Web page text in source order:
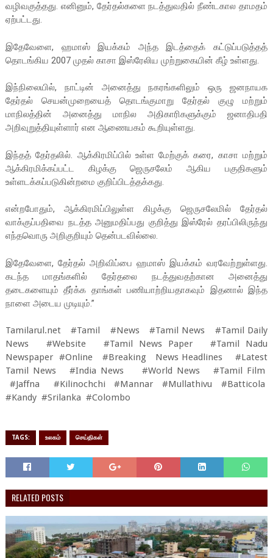
வழிவகுத்தது. எனினும், தேர்தல்களை நடத்துவதில் நீண்டகால தாமதம்
ஏற்பட்டது.
இதேவேளை, ஹமாஸ் இயக்கம் அந்த இடத்தைக் கட்டுப்படுத்தத்
தொடங்கிய 2007 முதல் காசா இஸ்ரேலிய முற்றுகையின் கீழ் உள்ளது.
இந்நிலையில், நாட்டின் அனைத்து நகரங்களிலும் ஒரு ஜனநாயக
தேர்தல் செயன்முறையைத் தொடங்குமாறு தேர்தல் குழு மற்றும்
மாநிலத்தின் அனைத்து மாநில அதிகாரிகளுக்கும் ஜனாதிபதி
அறிவுறுத்தியுள்ளார் என ஆணையகம் கூறியுள்ளது.
இந்தத் தேர்தலில். ஆக்கிரமிப்பில் உள்ள மேற்குக் கரை, காசா மற்றும்
ஆக்கிரமிக்கப்பட்ட கிழக்கு ஜெருசலேம் ஆகிய பகுதிகளும்
உள்ளடக்கப்படுகின்றமை குறிப்பிடத்தக்கது.
என்றபோதும், ஆக்கிரமிப்பிலுள்ள கிழக்கு ஜெருசலேமில் தேர்தல்
வாக்குப்பதிவை நடத்த அனுமதிப்பது குறித்து இஸ்ரேல் தரப்பிலிருந்து
எந்தவொரு அறிகுறியும் தென்படவில்லை.
இதேவேளை, தேர்தல் அறிவிப்பை ஹமாஸ் இயக்கம் வரவேற்றுள்ளது.
கடந்த மாதங்களில் தேர்தலை நடத்துவதற்கான அனைத்து
தடைகளையும் தீர்க்க தாங்கள் பணியாற்றியதாகவும் இதனால் இந்த
நாளை அடைய முடியும்.”
Tamilarul.net #Tamil #News #Tamil News #Tamil Daily
News #Website #Tamil News Paper #Tamil Nadu
Newspaper #Online #Breaking News Headlines #Latest
Tamil News #India News #World News #Tamil Film
#Jaffna #Kilinochchi #Mannar #Mullathivu #Batticola
#Kandy #Srilanka #Colombo
TAGS: உலகம் செய்திகள்
RELATED POSTS